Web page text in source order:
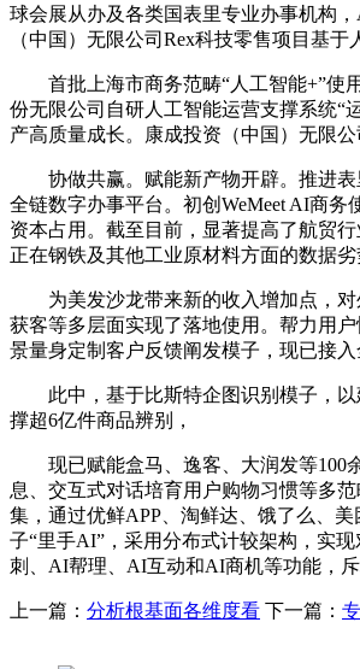
球会展从办及各类国表里专业办事机构
（中国）无限公司Rex科技零售项目基
首批上海市商务范畴“人工智能+”使用
份无限公司自研人工智能运营支撑系统“
产高质量成长。康成投资（中国）无限
协做共赢。赋能新产物开辟。推进表
全链数字办事平台。初创WeMeet AI商
资本占用。截至目前，显著提高了航贸
正在钢铁及其他工业原材料方面的数据
为美发沙龙带来新的收入增加点，对
获客等多层面实现了落地使用。帮力用
景量身定制客户反馈阐发模子，现已接入
此中，基于比斯特企图识别模子，以
撑超6亿件商品辨别，
现已赋能盒马、逸客、大润发等100余
息、交互式对话培育用户购物习惯等多
集，通过优鲜APP、淘鲜达、饿了么、
子“里手AI”，采用分布式计较架构，实
刺、AI帮理、AI互动和AI商机等功能，
上一篇： 分析根基面各维度看 下一篇：